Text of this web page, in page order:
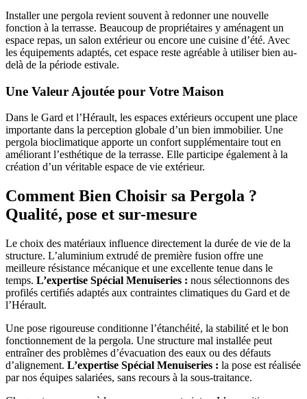
Installer une pergola revient souvent à redonner une nouvelle
fonction à la terrasse. Beaucoup de propriétaires y aménagent un
espace repas, un salon extérieur ou encore une cuisine d’été. Avec
les équipements adaptés, cet espace reste agréable à utiliser bien au-
delà de la période estivale.
Une Valeur Ajoutée pour Votre Maison
Dans le Gard et l’Hérault, les espaces extérieurs occupent une place
importante dans la perception globale d’un bien immobilier. Une
pergola bioclimatique apporte un confort supplémentaire tout en
améliorant l’esthétique de la terrasse. Elle participe également à la
création d’un véritable espace de vie extérieur.
Comment Bien Choisir sa Pergola ?
Qualité, pose et sur-mesure
Le choix des matériaux influence directement la durée de vie de la
structure. L’aluminium extrudé de première fusion offre une
meilleure résistance mécanique et une excellente tenue dans le
temps. L’expertise Spécial Menuiseries : nous sélectionnons des
profilés certifiés adaptés aux contraintes climatiques du Gard et de
l’Hérault.
Une pose rigoureuse conditionne l’étanchéité, la stabilité et le bon
fonctionnement de la pergola. Une structure mal installée peut
entraîner des problèmes d’évacuation des eaux ou des défauts
d’alignement. L’expertise Spécial Menuiseries : la pose est réalisée
par nos équipes salariées, sans recours à la sous-traitance.